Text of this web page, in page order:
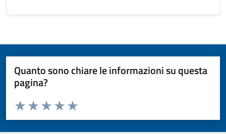
Quanto sono chiare le informazioni su questa
pagina?
Valuta da 1 a 5 stelle la pagina
Valuta 5 stelle su 5
Valuta 4 stelle su 5
Valuta 3 stelle su 5
Valuta 2 stelle su 5
Valuta 1 stelle su 5